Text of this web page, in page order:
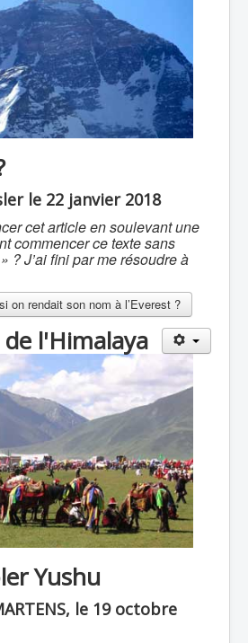
le 22 janvier 2018
cet article en soulevant une
commencer ce texte sans
? J’ai fini par me résoudre à
on rendait son nom à l’Everest ?
de l'Himalaya
Yushu
le 19 octobre